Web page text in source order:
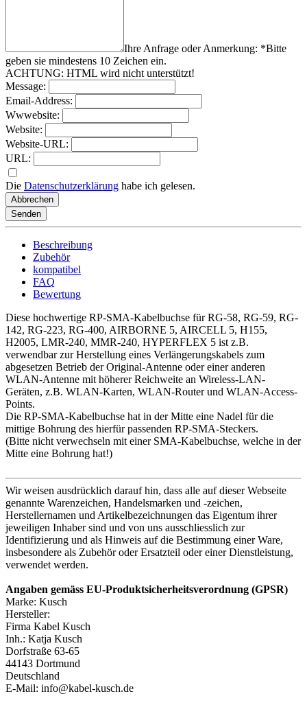
Ihre Anfrage oder Anmerkung: *Bitte
geben sie mindestens 10 Zeichen ein.
ACHTUNG: HTML wird nicht unterstützt!
Message:
Email-Address:
Wwwebsite:
Website:
Website-URL:
URL:
Die Datenschutzerklärung habe ich gelesen.
Abbrechen
Senden
Beschreibung
Zubehör
kompatibel
FAQ
Bewertung
Diese hochwertige RP-SMA-Kabelbuchse für RG-58, RG-59, RG-
142, RG-223, RG-400, AIRBORNE 5, AIRCELL 5, H155,
H2005, LMR-240, MMR-240, HYPERFLEX 5 ist z.B.
verwendbar zur Herstellung eines Verlängerungskabels zum
abgesetzen Betrieb der Original-Antenne oder einer anderen
WLAN-Antenne mit höherer Reichweite an Wireless-LAN-
Geräten, z.B. WLAN-Karten, WLAN-Router und WLAN-Access-
Points.
Die RP-SMA-Kabelbuchse hat in der Mitte eine Nadel für die
mittige Bohrung des hierfür passenden RP-SMA-Steckers.
(Bitte nicht verwechseln mit einer SMA-Kabelbuchse, welche in der
Mitte eine Bohrung hat!)
Wir weisen ausdrücklich darauf hin, dass alle auf dieser Webseite
genannte Warenzeichen, Handelsmarken und -zeichen,
Herstellernamen und Artikelbezeichnungen das Eigentum ihrer
jeweiligen Inhaber sind und von uns ausschliesslich zur
Identifizierung und als Hinweis auf die Bestimmung einer Ware,
insbesondere als Zubehör oder Ersatzteil oder einer Dienstleistung,
verwendet werden.
Angaben gemäss EU-Produktsicherheitsverordnung (GPSR)
Marke: Kusch
Hersteller:
Firma Kabel Kusch
Inh.: Katja Kusch
Dorfstraße 63-65
44143 Dortmund
Deutschland
E-Mail: info@kabel-kusch.de